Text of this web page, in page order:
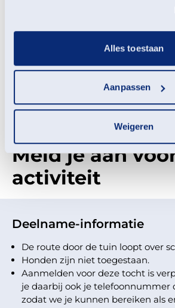
Alles toestaan
Aanpassen
Weigeren
Tijdens de wandeling vertellen
van Borg Welgelegen en het
Ondertussen ga je zelf op zoek naar
bloeiers die de tuin kleur geven.
leven komt.
Meld je aan
activiteit
Deelname-informatie
De route door de tuin loopt over
Honden zijn niet toegestaan.
Aanmelden voor deze tocht is
je daarbij ook je telefoonnummer
zodat we je kunnen bereiken als